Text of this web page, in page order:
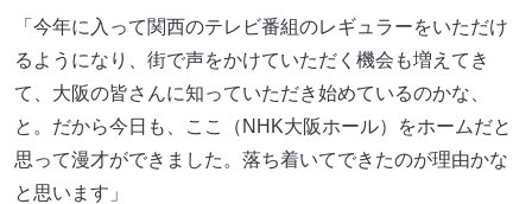
「今年に入って関西のテレビ番組のレギュラーをいただけ
るようになり、街で声をかけていただく機会も増えてき
て、大阪の皆さんに知っていただき始めているのかな、
と。だから今日も、ここ（NHK大阪ホール）をホームだと
思って漫才ができました。落ち着いてできたのが理由かな
と思います」